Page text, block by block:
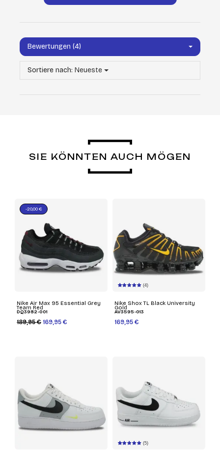
Bewertungen (4)
Sortiere nach: Neueste
SIE KÖNNTEN AUCH MÖGEN
Nike Air Max 95 Essential Grey
Team Red
DQ3982-001
189,95 € 169,95 €
-20,00 €
(4)
Nike Shox TL Black University
Gold
AV3595-013
169,95 €
(5)